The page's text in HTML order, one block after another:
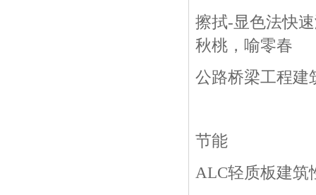
擦拭-显色法快
秋桃 ， 喻零春
公路桥梁工程建
节能
ALC轻质板建筑